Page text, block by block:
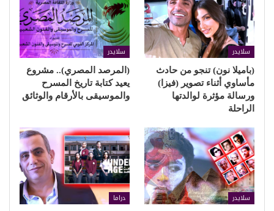
سلايدر
(باميلا نون) تنجو من حادث
مأساوي أثناء تصوير (فيزا)
ورسالة مؤثرة لوالدتها
الراحلة
سلايدر
(المرصد المصري).. مشروع
يعيد كتابة تاريخ المسرح
والموسيقى بالأرقام والوثائق
سلايدر دراما